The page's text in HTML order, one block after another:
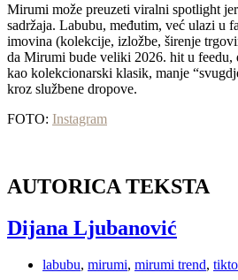
Mirumi može preuzeti viralni spotlight
sadržaja. Labubu, međutim, već ulazi u
imovina (kolekcije, izložbe, širenje
da Mirumi bude veliki 2026. hit u feedu,
kao kolekcionarski klasik, manje
kroz službene dropove.
FOTO: Instagram
AUTORICA TEKSTA
Dijana Ljubanović
labubu, mirumi, mirumi trend,